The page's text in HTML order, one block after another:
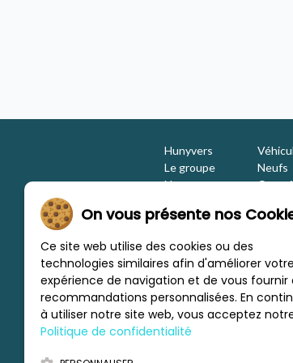
Hunyvers
Le groupe
Nos engagements
Nous rejoindre
Nos marques
Les concessions
Nous trouver
Neufs
On vous présente nos
Ce site web utilise des cookies ou des
technologies similaires afin d'améliorer votre
expérience de navigation et de vous fournir
recommandations personnalisées. En
à utiliser notre site web, vous acceptez
Politique de confidentialité